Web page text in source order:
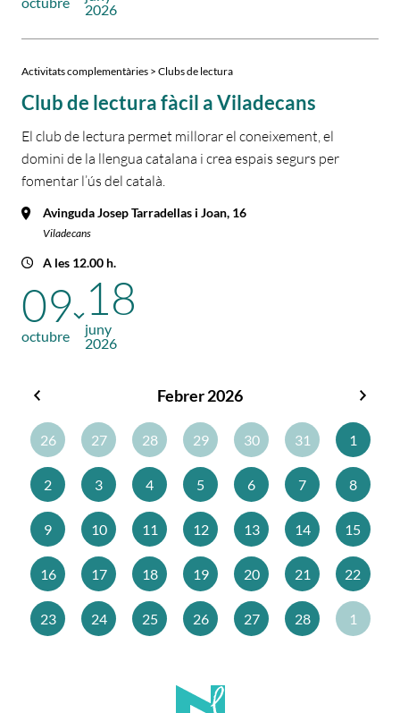
2026
Activitats complementàries > Clubs de lectura
Club de lectura fàcil a Viladecans
El club de lectura permet millorar el coneixement, el
domini de la llengua catalana i crea espais segurs per
fomentar l’ús del català.
Avinguda Josep Tarradellas i Joan, 16
Viladecans
A les 12.00 h.
09
octubre
18
juny
2026
Febrer 2026
26
27 28 29 30 31 1
2 3 4 5 6 7 8
9 10 11 12 13 14 15
16 17 18 19 20 21 22
23 24 25 26 27 28 1